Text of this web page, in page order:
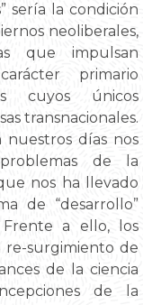
sería la condición
neoliberales,
que impulsan
primario
cuyos únicos
transnacionales.
nuestros días nos
de la
nos ha llevado
de “desarrollo”
a ello, los
surgimiento de
de la ciencia
de la